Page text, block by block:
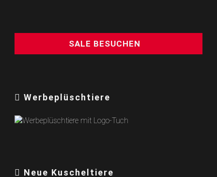
SALE BESUCHEN
Werbeplüschtiere
Neue Kuscheltiere